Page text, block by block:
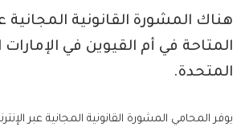
هناك المشورة القانونية المجانية
المتاحة في أم القيوين في الإمارات
المتحدة.
يوفر المحامي المشورة القانونية المجانية عبر